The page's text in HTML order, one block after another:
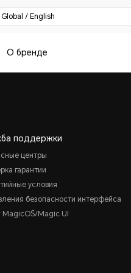
Global / English
О бренде
поддержки
центры
гарантии
условия
безопасности интерфейса
MagicOS/Magic UI